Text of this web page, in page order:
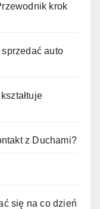
krok
auto
z Duchami?
się na co dzień